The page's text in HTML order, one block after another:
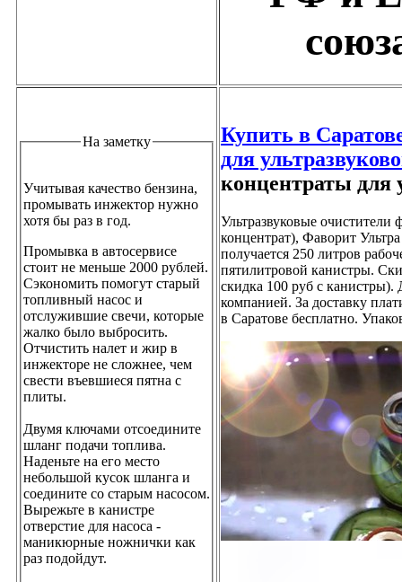
На заметку
Учитывая качество бензина,
промывать инжектор нужно
хотя бы раз в год.
Промывка в автосервисе
стоит не меньше 2000 рублей.
Сэкономить помогут старый
топливный насос и
отслужившие свечи, которые
жалко было выбросить.
Отчистить налет и жир в
инжекторе не сложнее, чем
свести въевшиеся пятна с
плиты.
Двумя ключами отсоедините
шланг подачи топлива.
Наденьте на его место
небольшой кусок шланга и
соедините со старым насосом.
Вырежьте в канистре
отверстие для насоса -
маникюрные ножнички как
раз подойдут.
Купить в
для
концентраты для
Ультразвуковые
концентрат), Фаворит
получается 250 литров
пятилитровой канистры.
скидка 100 руб с канистры).
компанией. За доставку
в Саратове бесплатно.